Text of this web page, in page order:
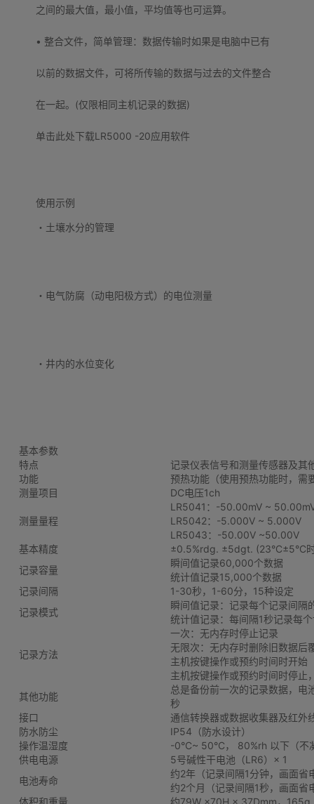
之间的最大值，最小值，平均值等也可运算。
• 整合文件，简单管理：数据传输时如果是电脑中已有
以前的数据文件，可将所传输的数据与过去的文件整合
在一起。(仅限相同主机记录的数据)
单击此处下载LR5000 -20应用软件
使用示例
・ 土壤水分的管理
・ 电气防腐（动电阳极方式）的电位测量
・ 井内的水位变化
基本参数
特点
记录仪表信号和测量传感器及其
功能
预热功能（使用预热功能时，需
测量项目
DC电压1ch
测量量程
LR5041：-50.00mV ~
LR5042：-5.000V ~ 5.000V
LR5043：-50.00V ~50.00V
基本精度
±0.5%rdg. ±5dgt. (23°C±5°C
记录容量
瞬间值记录60,000个数据
统计值记录15,000个数据
记录间隔
1-30秒，1-60分，15种设定
记录模式
瞬间值记录：记录每个记录间隔
统计值记录：每间隔1秒记录每
记录方法
一次：无内存时停止记录
无限次：无内存时删除旧数据后
主机按键操作或预约时间时开始
主机按键操作或预约时间时停止
其他功能
总是备份前一次的记录数据，电
秒
接口
通信转换器或数据收集器及红外
防水防尘
IP54（防水设计）
操作温湿度
-0°C~ 50°C， 80%rh 以下（不
供电电源
5号碱性干电池（LR6）× 1
电池寿命
约2年（记录间隔1分钟，画面省
约2个月（记录间隔1秒，画面省
体积和重量
约79W ×70H × 37Dmm，165g